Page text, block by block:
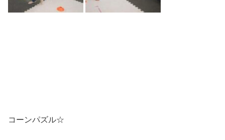
コーンパズル☆